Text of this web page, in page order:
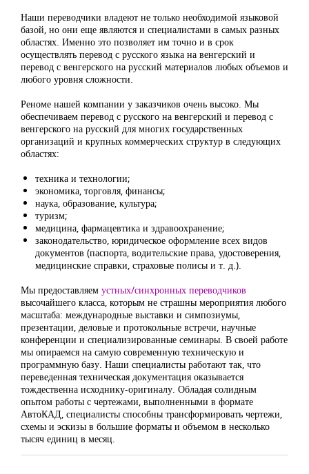
Наши переводчики владеют не только необходимой языковой
базой, но они еще являются и специалистами в самых разных
областях. Именно это позволяет им точно и в срок
осуществлять перевод с русского языка на венгерский и
перевод с венгерского на русский материалов любых объемов и
любого уровня сложности.
Реноме нашей компании у заказчиков очень высоко. Мы
обеспечиваем перевод с русского на венгерский и перевод с
венгерского на русский для многих государственных
организаций и крупных коммерческих структур в следующих
областях:
техника и технологии;
экономика, торговля, финансы;
наука, образование, культура;
туризм;
медицина, фармацевтика и здравоохранение;
законодательство, юридическое оформление всех видов
документов (паспорта, водительские права, удостоверения,
медицинские справки, страховые полисы и т. д.).
Мы предоставляем устных/синхронных переводчиков
высочайшего класса, которым не страшны мероприятия любого
масштаба: международные выставки и симпозиумы,
презентации, деловые и протокольные встречи, научные
конференции и специализированные семинары. В своей работе
мы опираемся на самую современную техническую и
программную базу. Наши специалисты работают так, что
переведенная техническая документация оказывается
тождественна исходнику-оригиналу. Обладая солидным
опытом работы с чертежами, выполненными в формате
АвтоКАД, специалисты способны трансформировать чертежи,
схемы и эскизы в большие форматы и объемом в несколько
тысяч единиц в месяц.